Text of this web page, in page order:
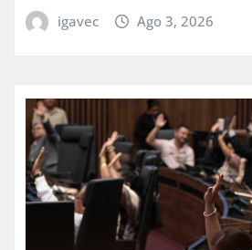
igavec Ago 3, 2026